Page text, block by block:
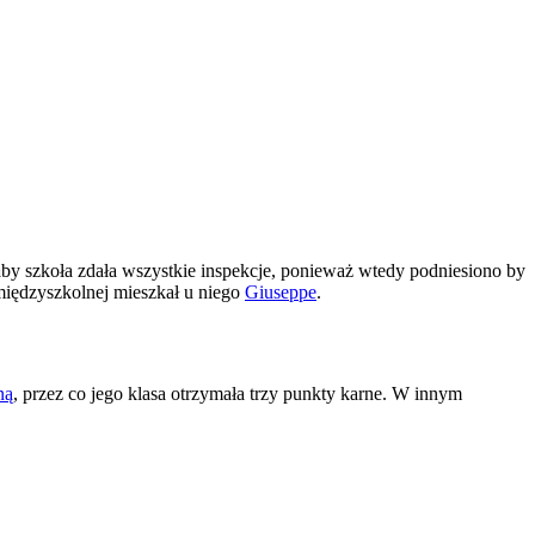
szkoła zdała wszystkie inspekcje, ponieważ wtedy podniesiono by
mieszkał u niego Giuseppe.
, przez co jego klasa otrzymała trzy punkty karne. W innym